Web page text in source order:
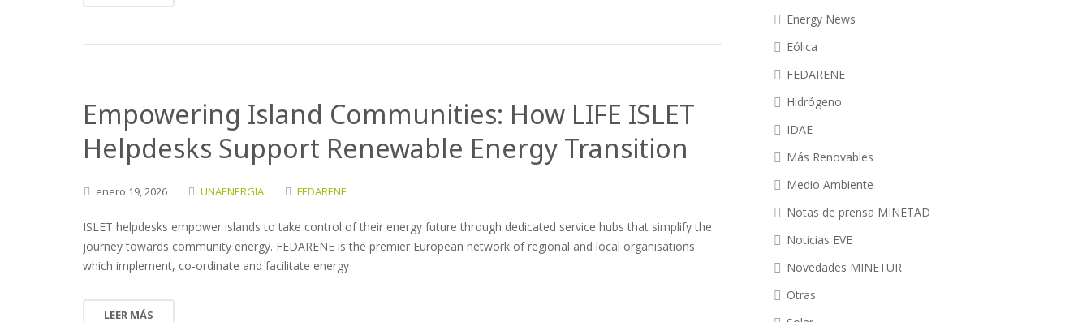
Empowering Island Communities: How LIFE ISLET
Helpdesks Support Renewable Energy Transition
enero 19,2026 UNAENERGIA FEDARENE
ISLET helpdesks empower islands to take control of their energy future through dedicated service hubs that simplify the
journey towards community energy. FEDARENE is the premier European network of regional and local organisations
which implement, co-ordinate and facilitate energy
LEER MÁS
Energy News
Eólica
FEDARENE
Hidrógeno
IDAE
Más Renovables
Medio Ambiente
Notas de prensa MINETAD
Noticias EVE
Novedades MINETUR
Otras